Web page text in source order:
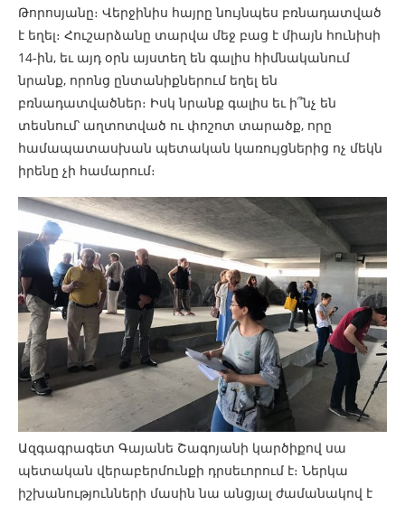
Թորոսյանը։ Վերջինիս հայրը նույնպես բռնադատված
է եղել։ Հուշարձանը տարվա մեջ բաց է միայն հունիսի
14-ին, եւ այդ օրն այստեղ են գալիս հիմնականում
նրանք, որոնց ընտանիքներում եղել են
բռնադատվածներ։ Իսկ նրանք գալիս եւ ի՞նչ են
տեսնում՝ աղտոտված ու փոշոտ տարածք, որը
համապատասխան պետական կառույցներից ոչ մեկն
իրենը չի համարում։
Ազգագրագետ Գայանե Շագոյանի կարծիքով սա
պետական վերաբերմունքի դրսեւորում է։ Ներկա
իշխանությունների մասին նա անցյալ ժամանակով է